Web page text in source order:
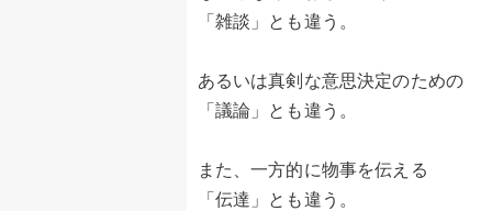
「雑談」とも違う。
あるいは真剣な意思決定のための
「議論」とも違う。
また、一方的に物事を伝える
「伝達」とも違う。